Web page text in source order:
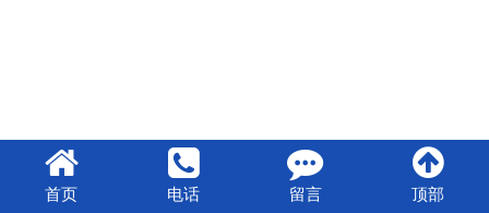
首页 电话 留言 顶部